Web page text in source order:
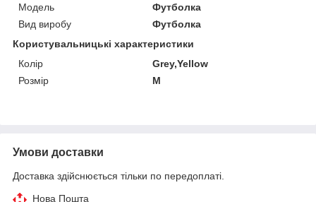
Модель
Футболка
Вид виробу
Футболка
Користувальницькі характеристики
Колір
Grey,Yellow
Розмір
M
Умови доставки
Доставка здійснюється тільки по передоплаті.
Нова Пошта